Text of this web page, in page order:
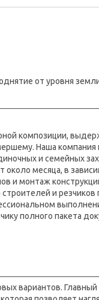
от уровня
композиции,
Наша компания
и семейных
месяца, в
и монтаж
и резчиков
полного пакета
вариантов. Главный